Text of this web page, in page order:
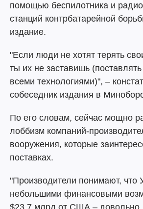
помощью беспилотника и
станций контрбатарейной
издание.
"Если люди не хотят терять
ты их не заставишь
всеми технологиями)", –
собеседник издания в
По его словам, сейчас мощно
лоббизм компаний-
вооружения, которые
поставках.
"Производители понимают, что
небольшими финансовыми
$23,7 млрд от США – довольно